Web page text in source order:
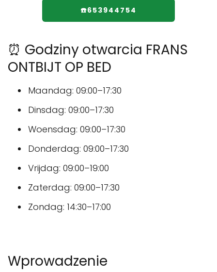
☎️653944754
⏰ Godziny otwarcia FRANS
ONTBIJT OP BED
Maandag: 09:00–17:30
Dinsdag: 09:00–17:30
Woensdag: 09:00–17:30
Donderdag: 09:00–17:30
Vrijdag: 09:00–19:00
Zaterdag: 09:00–17:30
Zondag: 14:30–17:00
Wprowadzenie